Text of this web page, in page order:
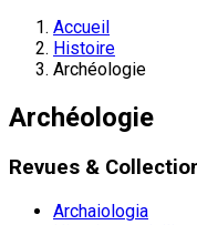
Accueil
Histoire
Archéologie
Archéologie
Revues &
Archaiologia